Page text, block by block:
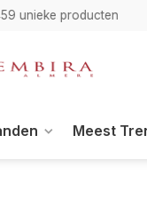
producten
Meest